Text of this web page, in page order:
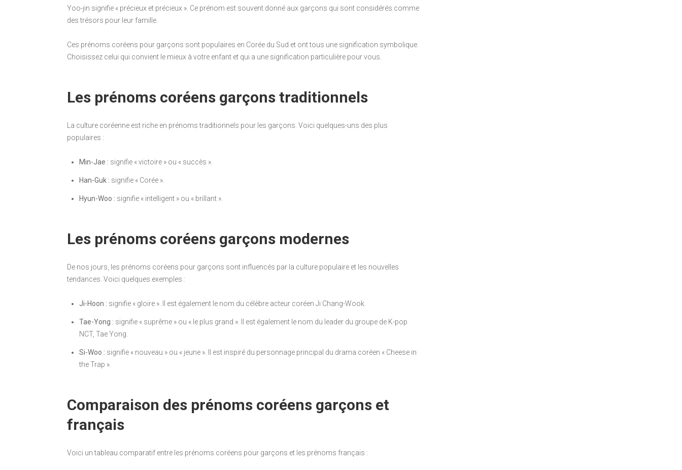
Yoo-jin signifie « précieux et précieux ». Ce prénom est souvent donné aux garçons qui sont considérés comme
des trésors pour leur famille.
Ces prénoms coréens pour garçons sont populaires en Corée du Sud et ont tous une signification symbolique.
Choisissez celui qui convient le mieux à votre enfant et qui a une signification particulière pour vous.
Les prénoms coréens garçons traditionnels
La culture coréenne est riche en prénoms traditionnels pour les garçons. Voici quelques-uns des plus
populaires :
Min-Jae : signifie « victoire » ou « succès ».
Han-Guk : signifie « Corée ».
Hyun-Woo : signifie « intelligent » ou « brillant ».
Les prénoms coréens garçons modernes
De nos jours, les prénoms coréens pour garçons sont influencés par la culture populaire et les nouvelles
tendances. Voici quelques exemples :
Ji-Hoon : signifie « gloire ». Il est également le nom du célèbre acteur coréen Ji Chang-Wook.
Tae-Yong : signifie « suprême » ou « le plus grand ». Il est également le nom du leader du groupe de K-pop
NCT, Tae Yong.
Si-Woo : signifie « nouveau » ou « jeune ». Il est inspiré du personnage principal du drama coréen « Cheese in
the Trap ».
Comparaison des prénoms coréens garçons et
français
Voici un tableau comparatif entre les prénoms coréens pour garçons et les prénoms français :